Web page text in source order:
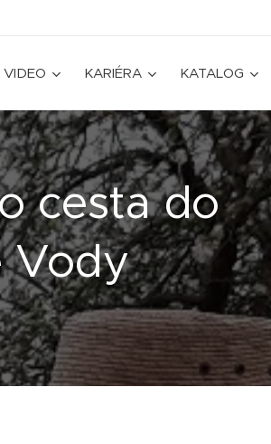
KARIÉRA KATALOG
cesta do
Vody